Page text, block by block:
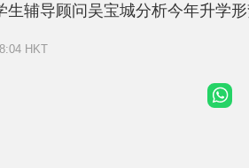
生辅导顾问吴宝城分析今年升学
可稳入「八大」。此外，他综合
低，都应以个人兴趣为先，并按
HKT